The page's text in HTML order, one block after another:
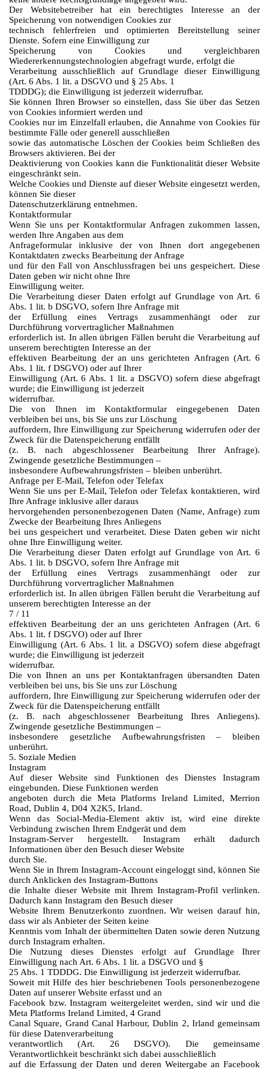
Der Websitebetreiber hat ein berechtigtes Interesse an der
Speicherung von notwendigen Cookies zur
technisch fehlerfreien und optimierten Bereitstellung seiner
Dienste. Sofern eine Einwilligung zur
Speicherung von Cookies und vergleichbaren
Wiedererkennungstechnologien abgefragt wurde, erfolgt die
Verarbeitung ausschließlich auf Grundlage dieser Einwilligung
(Art. 6 Abs. 1 lit. a DSGVO und § 25 Abs. 1
TDDDG); die Einwilligung ist jederzeit widerrufbar.
Sie können Ihren Browser so einstellen, dass Sie über das Setzen
von Cookies informiert werden und
Cookies nur im Einzelfall erlauben, die Annahme von Cookies für
bestimmte Fälle oder generell ausschließen
sowie das automatische Löschen der Cookies beim Schließen des
Browsers aktivieren. Bei der
Deaktivierung von Cookies kann die Funktionalität dieser Website
eingeschränkt sein.
Welche Cookies und Dienste auf dieser Website eingesetzt werden,
können Sie dieser
Datenschutzerklärung entnehmen.
Kontaktformular
Wenn Sie uns per Kontaktformular Anfragen zukommen lassen,
werden Ihre Angaben aus dem
Anfrageformular inklusive der von Ihnen dort angegebenen
Kontaktdaten zwecks Bearbeitung der Anfrage
und für den Fall von Anschlussfragen bei uns gespeichert. Diese
Daten geben wir nicht ohne Ihre
Einwilligung weiter.
Die Verarbeitung dieser Daten erfolgt auf Grundlage von Art. 6
Abs. 1 lit. b DSGVO, sofern Ihre Anfrage mit
der Erfüllung eines Vertrags zusammenhängt oder zur
Durchführung vorvertraglicher Maßnahmen
erforderlich ist. In allen übrigen Fällen beruht die Verarbeitung auf
unserem berechtigten Interesse an der
effektiven Bearbeitung der an uns gerichteten Anfragen (Art. 6
Abs. 1 lit. f DSGVO) oder auf Ihrer
Einwilligung (Art. 6 Abs. 1 lit. a DSGVO) sofern diese abgefragt
wurde; die Einwilligung ist jederzeit
widerrufbar.
Die von Ihnen im Kontaktformular eingegebenen Daten
verbleiben bei uns, bis Sie uns zur Löschung
auffordern, Ihre Einwilligung zur Speicherung widerrufen oder der
Zweck für die Datenspeicherung entfällt
(z. B. nach abgeschlossener Bearbeitung Ihrer Anfrage).
Zwingende gesetzliche Bestimmungen –
insbesondere Aufbewahrungsfristen – bleiben unberührt.
Anfrage per E-Mail, Telefon oder Telefax
Wenn Sie uns per E-Mail, Telefon oder Telefax kontaktieren, wird
Ihre Anfrage inklusive aller daraus
hervorgehenden personenbezogenen Daten (Name, Anfrage) zum
Zwecke der Bearbeitung Ihres Anliegens
bei uns gespeichert und verarbeitet. Diese Daten geben wir nicht
ohne Ihre Einwilligung weiter.
Die Verarbeitung dieser Daten erfolgt auf Grundlage von Art. 6
Abs. 1 lit. b DSGVO, sofern Ihre Anfrage mit
der Erfüllung eines Vertrags zusammenhängt oder zur
Durchführung vorvertraglicher Maßnahmen
erforderlich ist. In allen übrigen Fällen beruht die Verarbeitung auf
unserem berechtigten Interesse an der
7 / 11
effektiven Bearbeitung der an uns gerichteten Anfragen (Art. 6
Abs. 1 lit. f DSGVO) oder auf Ihrer
Einwilligung (Art. 6 Abs. 1 lit. a DSGVO) sofern diese abgefragt
wurde; die Einwilligung ist jederzeit
widerrufbar.
Die von Ihnen an uns per Kontaktanfragen übersandten Daten
verbleiben bei uns, bis Sie uns zur Löschung
auffordern, Ihre Einwilligung zur Speicherung widerrufen oder der
Zweck für die Datenspeicherung entfällt
(z. B. nach abgeschlossener Bearbeitung Ihres Anliegens).
Zwingende gesetzliche Bestimmungen –
insbesondere gesetzliche Aufbewahrungsfristen – bleiben
unberührt.
5. Soziale Medien
Instagram
Auf dieser Website sind Funktionen des Dienstes Instagram
eingebunden. Diese Funktionen werden
angeboten durch die Meta Platforms Ireland Limited, Merrion
Road, Dublin 4, D04 X2K5, Irland.
Wenn das Social-Media-Element aktiv ist, wird eine direkte
Verbindung zwischen Ihrem Endgerät und dem
Instagram-Server hergestellt. Instagram erhält dadurch
Informationen über den Besuch dieser Website
durch Sie.
Wenn Sie in Ihrem Instagram-Account eingeloggt sind, können Sie
durch Anklicken des Instagram-Buttons
die Inhalte dieser Website mit Ihrem Instagram-Profil verlinken.
Dadurch kann Instagram den Besuch dieser
Website Ihrem Benutzerkonto zuordnen. Wir weisen darauf hin,
dass wir als Anbieter der Seiten keine
Kenntnis vom Inhalt der übermittelten Daten sowie deren Nutzung
durch Instagram erhalten.
Die Nutzung dieses Dienstes erfolgt auf Grundlage Ihrer
Einwilligung nach Art. 6 Abs. 1 lit. a DSGVO und §
25 Abs. 1 TDDDG. Die Einwilligung ist jederzeit widerrufbar.
Soweit mit Hilfe des hier beschriebenen Tools personenbezogene
Daten auf unserer Website erfasst und an
Facebook bzw. Instagram weitergeleitet werden, sind wir und die
Meta Platforms Ireland Limited, 4 Grand
Canal Square, Grand Canal Harbour, Dublin 2, Irland gemeinsam
für diese Datenverarbeitung
verantwortlich (Art. 26 DSGVO). Die gemeinsame
Verantwortlichkeit beschränkt sich dabei ausschließlich
auf die Erfassung der Daten und deren Weitergabe an Facebook